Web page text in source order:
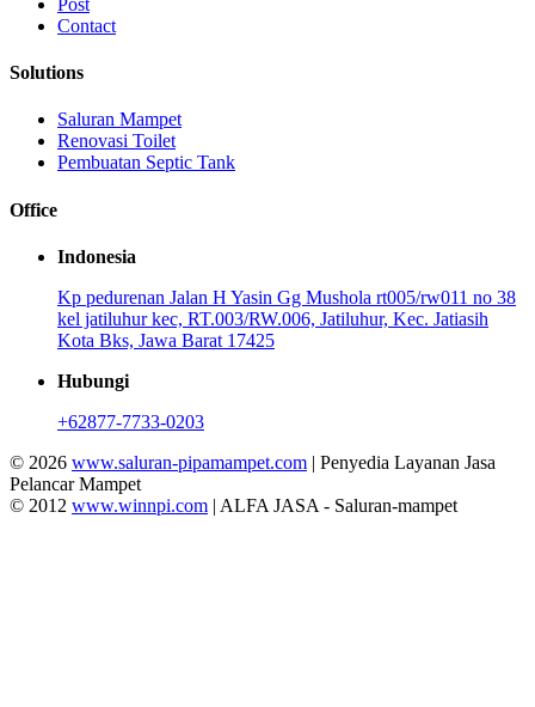
Contact
Solutions
Saluran Mampet
Renovasi Toilet
Pembuatan Septic Tank
Office
Indonesia
Kp pedurenan Jalan H Yasin Gg Mushola rt005/rw011 no 38
kel jatiluhur kec, RT.003/RW.006, Jatiluhur, Kec. Jatiasih
Kota Bks, Jawa Barat 17425
Hubungi
+62877-7733-0203
© 2026 www.saluran-pipamampet.com | Penyedia Layanan Jasa
Pelancar Mampet
© 2012 www.winnpi.com | ALFA JASA - Saluran-mampet